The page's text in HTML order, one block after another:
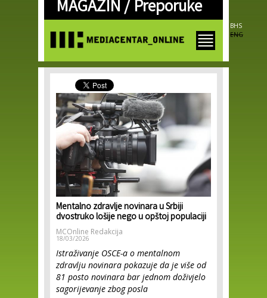
Skip to
main
MAGAZIN /Preporuke
BHS
ENG
Mentalno zdravlje novinara u Srbiji
dvostruko lošije nego u opštoj populaciji
MCOnline Redakcija
18/03/2026
Istraživanje OSCE-a o mentalnom
zdravlju novinara pokazuje da je više od
81 posto novinara bar jednom doživjelo
sagorijevanje zbog posla